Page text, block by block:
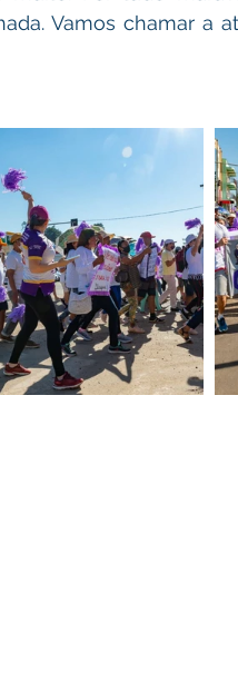
Vamos chamar a